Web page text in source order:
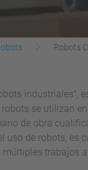
Robots
industriales",
se utilizan
de obra
uso de robots, es
trabajos